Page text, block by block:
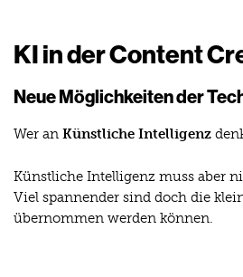
KI in der Content
Neue Möglichkeiten der
Wer an Künstliche Intelligenz
Künstliche Intelligenz muss aber
Viel spannender sind doch die
übernommen werden können.